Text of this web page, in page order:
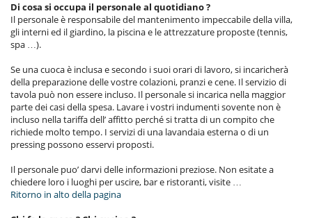
Di cosa si occupa il personale al quotidiano ?
Il personale è responsabile del mantenimento impeccabile della villa,
gli interni ed il giardino, la piscina e le attrezzature proposte (tennis,
spa …).
Se una cuoca è inclusa e secondo i suoi orari di lavoro, si incaricherà
della preparazione delle vostre colazioni, pranzi e cene. Il servizio di
tavola può non essere incluso. Il personale si incarica nella maggior
parte dei casi della spesa. Lavare i vostri indumenti sovente non è
incluso nella tariffa dell’ affitto perché si tratta di un compito che
richiede molto tempo. I servizi di una lavandaia esterna o di un
pressing possono esservi proposti.
Il personale puo’ darvi delle informazioni preziose. Non esitate a
chiedere loro i luoghi per uscire, bar e ristoranti, visite …
Ritorno in alto della pagina